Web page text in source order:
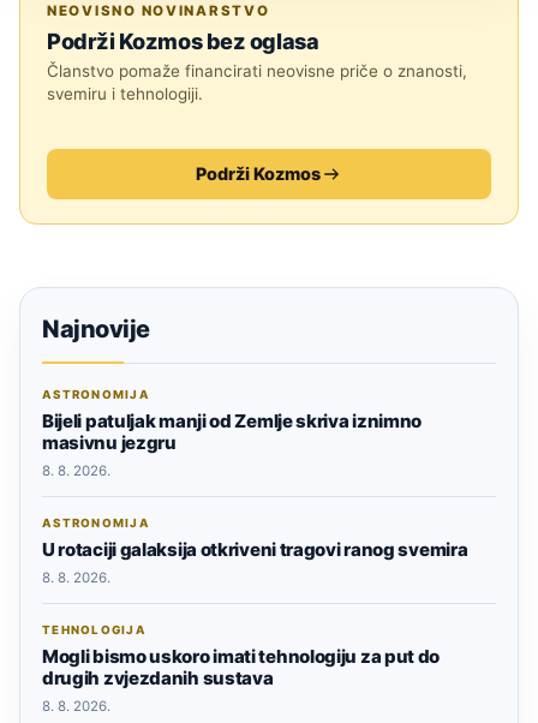
NEOVISNO NOVINARSTVO
Podrži Kozmos bez oglasa
Članstvo pomaže financirati neovisne priče o znanosti,
svemiru i tehnologiji.
Podrži Kozmos
Najnovije
ASTRONOMIJA
Bijeli patuljak manji od Zemlje skriva iznimno
masivnu jezgru
8. 8. 2026.
ASTRONOMIJA
U rotaciji galaksija otkriveni tragovi ranog svemira
8. 8. 2026.
TEHNOLOGIJA
Mogli bismo uskoro imati tehnologiju za put do
drugih zvjezdanih sustava
8. 8. 2026.